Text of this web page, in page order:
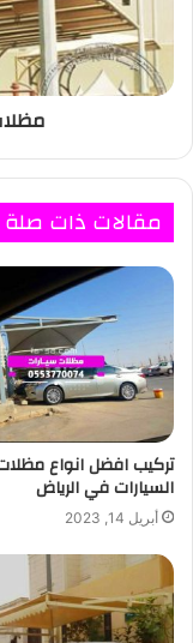
مقالات ذات صلة
تركيب افضل انواع
السيارات في الرياض
أبريل 14, 2023